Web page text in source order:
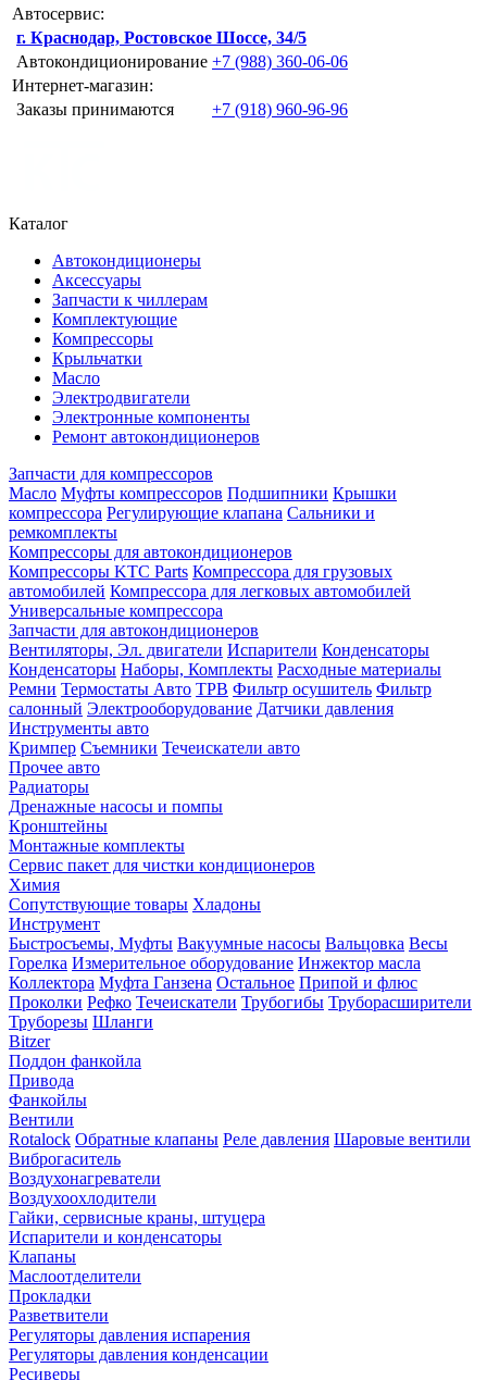
Автосервис:
г. Краснодар, Ростовское Шоссе, 34/5
Автокондиционирование +7 (988) 360-06-06
Интернет-магазин:
Заказы принимаются
+7 (918) 960-96-96
Каталог
Автокондиционеры
Аксессуары
Запчасти к чиллерам
Комплектующие
Компрессоры
Крыльчатки
Масло
Электродвигатели
Электронные компоненты
Ремонт автокондиционеров
Запчасти для компрессоров
Масло Муфты компрессоров Подшипники Крышки
компрессора Регулирующие клапана Сальники и
ремкомплекты
Компрессоры для автокондиционеров
Компрессоры KTC Parts Компрессора для грузовых
автомобилей Компрессора для легковых автомобилей
Универсальные компрессора
Запчасти для автокондиционеров
Вентиляторы, Эл. двигатели Испарители Конденсаторы
Конденсаторы Наборы, Комплекты Расходные материалы
Ремни Термостаты Авто ТРВ Фильтр осушитель Фильтр
салонный Электрооборудование Датчики давления
Инструменты авто
Кримпер Съемники Течеискатели авто
Прочее авто
Радиаторы
Дренажные насосы и помпы
Кронштейны
Монтажные комплекты
Сервис пакет для чистки кондиционеров
Химия
Сопутствующие товары Хладоны
Инструмент
Быстросъемы, Муфты Вакуумные насосы Вальцовка Весы
Горелка Измерительное оборудование Инжектор масла
Коллектора Муфта Ганзена Остальное Припой и флюс
Проколки Рефко Течеискатели Трубогибы Труборасширители
Труборезы Шланги
Bitzer
Поддон фанкойла
Привода
Фанкойлы
Вентили
Rotalock Обратные клапаны Реле давления Шаровые вентили
Виброгаситель
Воздухонагреватели
Воздухоохлодители
Гайки, сервисные краны, штуцера
Испарители и конденсаторы
Клапаны
Маслоотделители
Прокладки
Разветвители
Регуляторы давления испарения
Регуляторы давления конденсации
Ресиверы